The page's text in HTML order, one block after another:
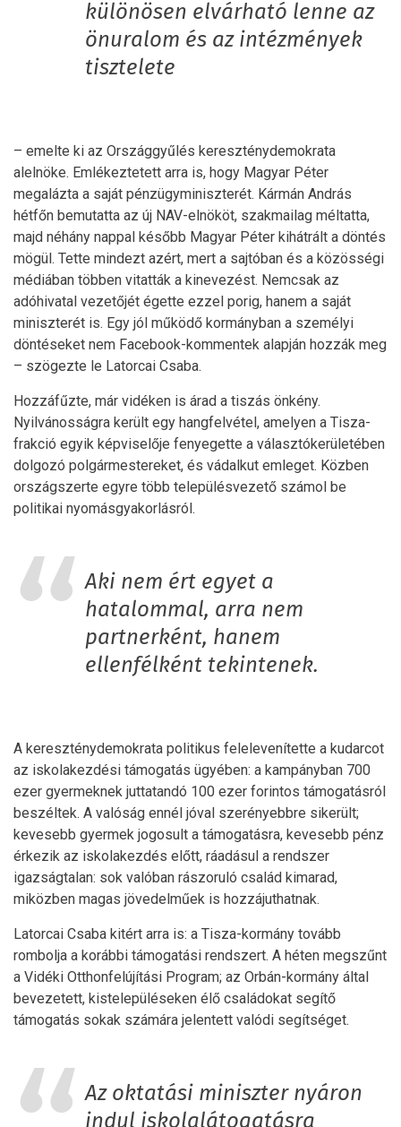
különösen elvárható lenne az
önuralom és az intézmények
tisztelete
– emelte ki az Országgyűlés kereszténydemokrata
alelnöke. Emlékeztetett arra is, hogy Magyar Péter
megalázta a saját pénzügyminiszterét. Kármán András
hétfőn bemutatta az új NAV-elnököt, szakmailag méltatta,
majd néhány nappal később Magyar Péter kihátrált a döntés
mögül. Tette mindezt azért, mert a sajtóban és a közösségi
médiában többen vitatták a kinevezést. Nemcsak az
adóhivatal vezetőjét égette ezzel porig, hanem a saját
miniszterét is. Egy jól működő kormányban a személyi
döntéseket nem Facebook-kommentek alapján hozzák meg
– szögezte le Latorcai Csaba.
Hozzáfűzte, már vidéken is árad a tiszás önkény.
Nyilvánosságra került egy hangfelvétel, amelyen a Tisza-
frakció egyik képviselője fenyegette a választókerületében
dolgozó polgármestereket, és vádalkut emleget. Közben
országszerte egyre több településvezető számol be
politikai nyomásgyakorlásról.
Aki nem ért egyet a
hatalommal, arra nem
partnerként, hanem
ellenfélként tekintenek.
A kereszténydemokrata politikus felelevenítette a kudarcot
az iskolakezdési támogatás ügyében: a kampányban 700
ezer gyermeknek juttatandó 100 ezer forintos támogatásról
beszéltek. A valóság ennél jóval szerényebbre sikerült;
kevesebb gyermek jogosult a támogatásra, kevesebb pénz
érkezik az iskolakezdés előtt, ráadásul a rendszer
igazságtalan: sok valóban rászoruló család kimarad,
miközben magas jövedelműek is hozzájuthatnak.
Latorcai Csaba kitért arra is: a Tisza-kormány tovább
rombolja a korábbi támogatási rendszert. A héten megszűnt
a Vidéki Otthonfelújítási Program; az Orbán-kormány által
bevezetett, kistelepüléseken élő családokat segítő
támogatás sokak számára jelentett valódi segítséget.
Az oktatási miniszter nyáron
indul iskolalátogatásra